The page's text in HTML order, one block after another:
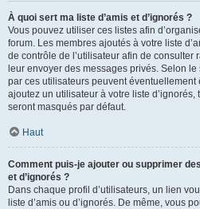
À quoi sert ma liste d’amis et d’ignorés ?
Vous pouvez utiliser ces listes afin
forum. Les membres ajoutés à votre liste
de contrôle de l’utilisateur afin de consulter
leur envoyer des messages privés. Selon
par ces utilisateurs peuvent
ajoutez un utilisateur à votre liste
seront masqués par défaut.
Haut
Comment puis-je ajouter ou supprimer
et d’ignorés ?
Dans chaque profil d’utilisateurs, un lien
liste d’amis ou d’ignorés. De même, vous